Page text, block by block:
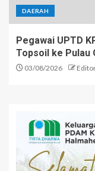
DAERAH
Pegawai UPTD
Topsoil ke Pulau
03/08/2026